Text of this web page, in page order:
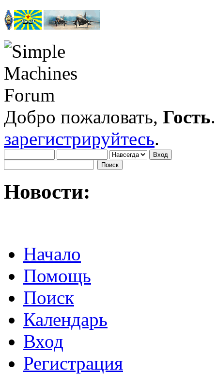
Добро пожаловать, Гость
зарегистрируйтесь.
Новости:
Начало
Помощь
Поиск
Календарь
Вход
Регистрация